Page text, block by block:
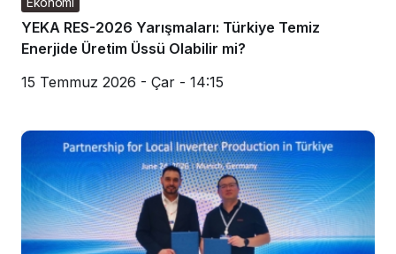
YEKA RES-2026 Yarışmaları: Türkiye Temiz
Enerjide Üretim Üssü Olabilir mi?
15 Temmuz 2026 - Çar - 14:15